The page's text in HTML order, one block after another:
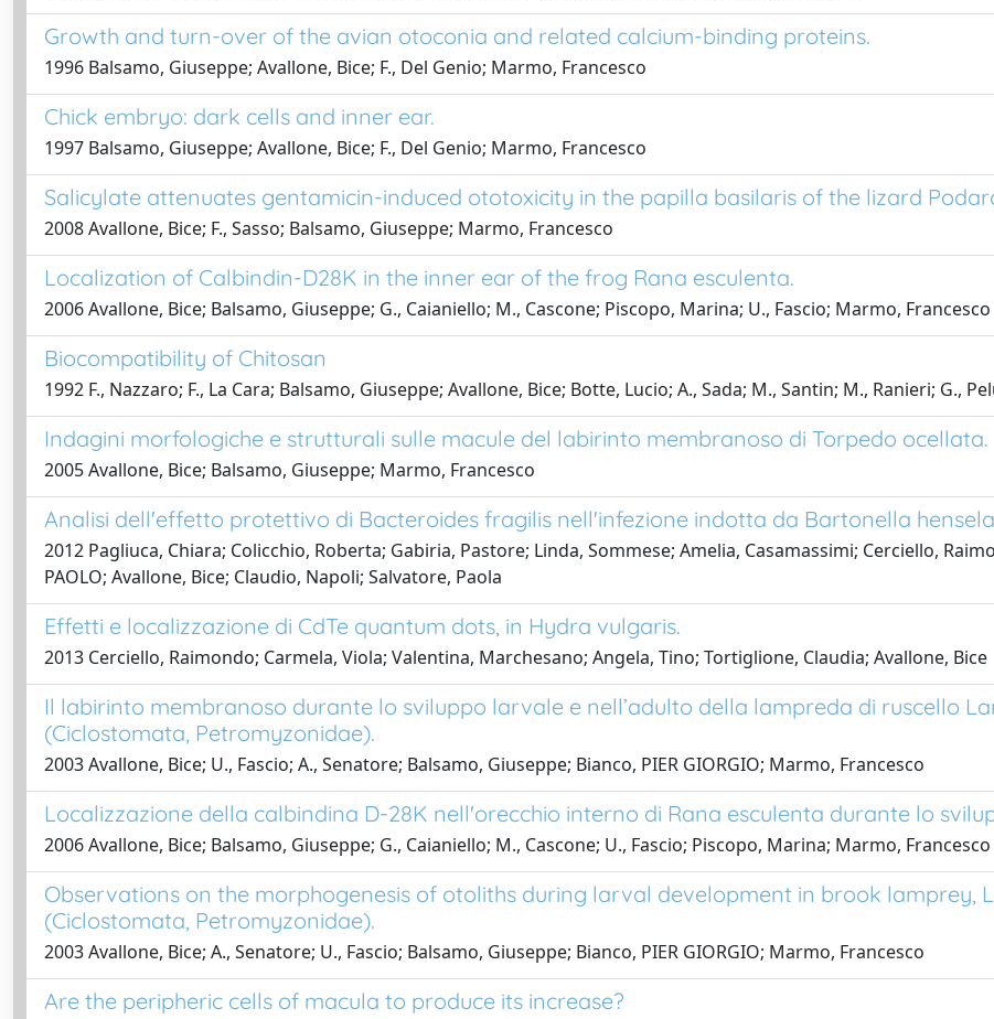
Growth and turn-over of the avian otoconia and related calcium-binding proteins.
1996 Balsamo, Giuseppe; Avallone, Bice; F., Del Genio; Marmo, Francesco
Chick embryo: dark cells and inner ear.
1997 Balsamo, Giuseppe; Avallone, Bice; F., Del Genio; Marmo, Francesco
Salicylate attenuates gentamicin-induced ototoxicity in the papilla basilaris of the lizard
2008 Avallone, Bice; F., Sasso; Balsamo, Giuseppe; Marmo, Francesco
Localization of Calbindin-D28K in the inner ear of the frog Rana esculenta.
2006 Avallone, Bice; Balsamo, Giuseppe; G., Caianiello; M., Cascone; Piscopo, Marina; U., Fascio; Marmo, Francesco
Biocompatibility of Chitosan
1992 F., Nazzaro; F., La Cara; Balsamo, Giuseppe; Avallone, Bice; Botte, Lucio; A., Sada; M., Santin; M., Ranieri; G.,
Indagini morfologiche e strutturali sulle macule del labirinto membranoso di Torpedo ocellata.
2005 Avallone, Bice; Balsamo, Giuseppe; Marmo, Francesco
Analisi dell'effetto protettivo di Bacteroides fragilis nell'infezione indotta da Bartonella
2012 Pagliuca, Chiara; Colicchio, Roberta; Gabiria, Pastore; Linda, Sommese; Amelia, Casamassimi; Cerciello,
PAOLO; Avallone, Bice; Claudio, Napoli; Salvatore, Paola
Effetti e localizzazione di CdTe quantum dots, in Hydra vulgaris.
2013 Cerciello, Raimondo; Carmela, Viola; Valentina, Marchesano; Angela, Tino; Tortiglione, Claudia; Avallone, Bice
Il labirinto membranoso durante lo sviluppo larvale e nell’adulto della lampreda di ruscello
(Ciclostomata, Petromyzonidae).
2003 Avallone, Bice; U., Fascio; A., Senatore; Balsamo, Giuseppe; Bianco, PIER GIORGIO; Marmo, Francesco
Localizzazione della calbindina D-28K nell'orecchio interno di Rana esculenta durante lo
2006 Avallone, Bice; Balsamo, Giuseppe; G., Caianiello; M., Cascone; U., Fascio; Piscopo, Marina; Marmo, Francesco
Observations on the morphogenesis of otoliths during larval development in brook lamprey,
(Ciclostomata, Petromyzonidae).
2003 Avallone, Bice; A., Senatore; U., Fascio; Balsamo, Giuseppe; Bianco, PIER GIORGIO; Marmo, Francesco
Are the peripheric cells of macula to produce its increase?